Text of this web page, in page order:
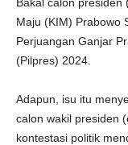
Maju (KIM) Prabowo
Perjuangan Ganjar
(Pilpres) 2024.
Adapun, isu itu
calon wakil presiden
kontestasi politik